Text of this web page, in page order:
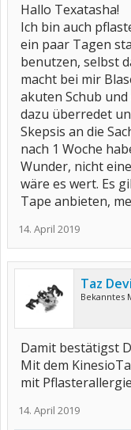
Hallo Texatasha!
Ich bin auch
ein paar Tagen
benutzen, selbst
macht bei mir
akuten Schub
dazu überredet
Skepsis an die
nach 1 Woche
Wunder, nicht
wäre es wert. Es
Tape anbieten,
14. April 2019
Taz
Bekanntes
Damit bestätigst
Mit dem
mit
14. April 2019